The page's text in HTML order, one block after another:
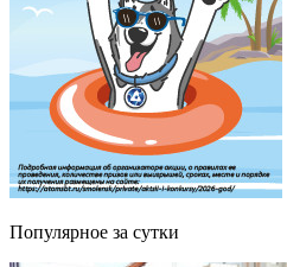
Популярное за сутки